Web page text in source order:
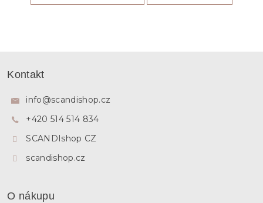
Kontakt
info@scandishop.cz
+420 514 514 834
SCANDIshop CZ
scandishop.cz
O nákupu